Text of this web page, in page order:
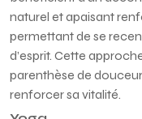
naturel et apaisant
permettant de se
d’esprit. Cette
parenthèse de
renforcer sa vitalité.